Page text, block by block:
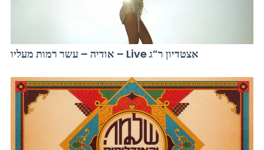
אודיה – עשר רמות מעליו – Live אצטדיון ר”ג